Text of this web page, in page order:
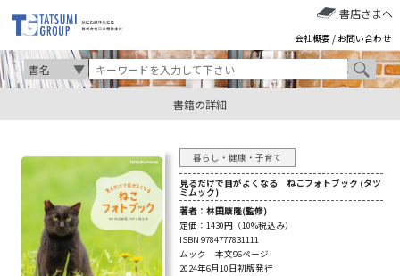
書店さまへ
会社概要 / お問い合わせ
書籍の詳細
暮らし・健康・子育て
見るだけで目がよくなる ねこフォトブック (タツ
ミムック)
著者： 林田康隆(監修)
定価： 1430円（10%税込み）
ISBN 9784777831111
ムック 本文96ページ
2024年6月10日初版発行